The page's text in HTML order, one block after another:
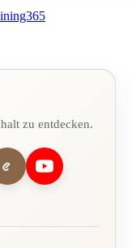
zu entdecken.